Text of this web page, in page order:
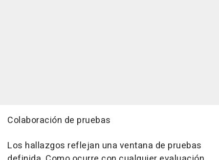
Colaboración de pruebas
Los hallazgos reflejan una ventana de pruebas